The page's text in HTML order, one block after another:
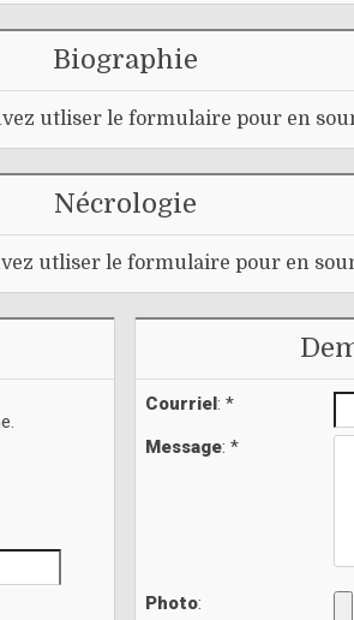
Biographie
utliser le formulaire pour en
Nécrologie
utliser le formulaire pour en
Courriel: *
Message: *
Photo: